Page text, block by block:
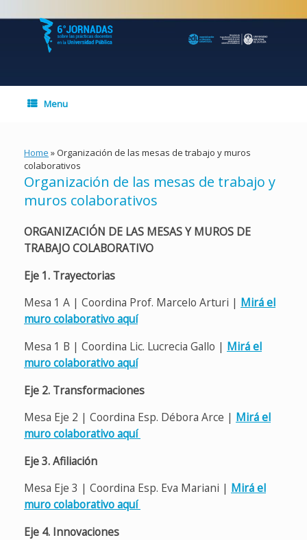
to
Menu
Home »Organización de las mesas de trabajo y muros
colaborativos
Organización de las mesas de trabajo y
muros colaborativos
ORGANIZACIÓN DE LAS MESAS Y MUROS DE
TRABAJO COLABORATIVO
Eje 1. Trayectorias
Mesa 1 A | Coordina Prof. Marcelo Arturi | Mirá el
muro colaborativo aquí
Mesa 1 B | Coordina Lic. Lucrecia Gallo | Mirá el
muro colaborativo aquí
Eje 2. Transformaciones
Mesa Eje 2 | Coordina Esp. Débora Arce | Mirá el
muro colaborativo aquí
Eje 3. Afiliación
Mesa Eje 3 | Coordina Esp. Eva Mariani | Mirá el
muro colaborativo aquí
Eje 4. Innovaciones